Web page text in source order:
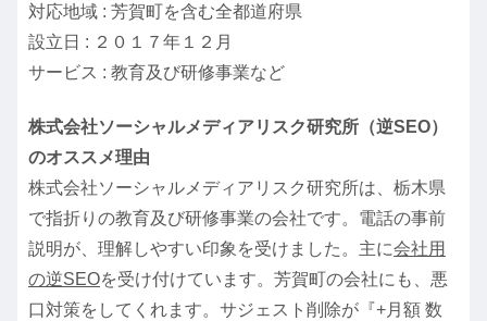
対応地域 : 芳賀町を含む全都道府県
設立日 : ２０１７年１２月
サービス : 教育及び研修事業など
株式会社ソーシャルメディアリスク研究所（逆SEO）
のオススメ理由
株式会社ソーシャルメディアリスク研究所は、栃木県
で指折りの教育及び研修事業の会社です。電話の事前
説明が、理解しやすい印象を受けました。主に会社用
の逆SEOを受け付けています。芳賀町の会社にも、悪
口対策をしてくれます。サジェスト削除が『+月額 数